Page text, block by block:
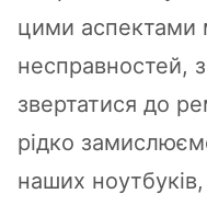
цими аспектами
несправностей,
звертатися до
рідко
наших